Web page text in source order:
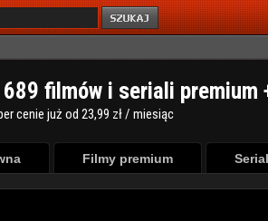
689 filmów i seriali premium
cenie już od 23,99 zł / miesiąc
Filmy premium